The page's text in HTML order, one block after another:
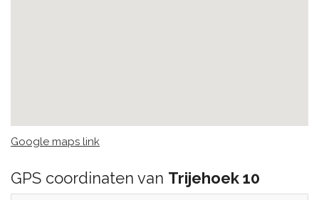
Google maps link
GPS coordinaten van Trijehoek 10